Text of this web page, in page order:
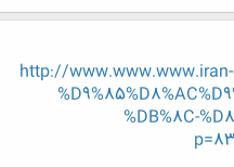
http://
%DB%8C-